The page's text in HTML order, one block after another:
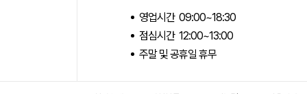
영업시간 09:00~18:30
점심시간 12:00~13:00
주말 및 공휴일 휴무